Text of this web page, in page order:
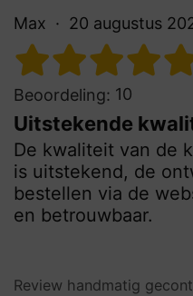
Max 20 augustus
Beoordeling: 10
Uitstekende
De kwaliteit van de
is uitstekend, de
bestellen via de
en betrouwbaar.
Review handmatig